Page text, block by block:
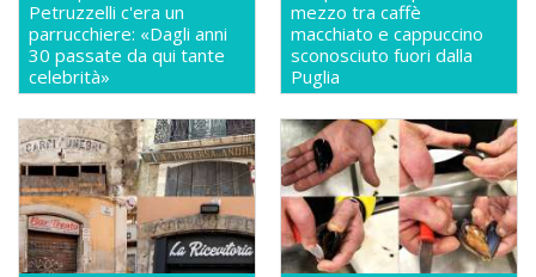
Petruzzelli c'era un
parrucchiere: «Dagli anni
30 passate da qui tante
celebrità»
mezzo tra caffè
macchiato e cappuccino
sconosciuto fuori dalla
Puglia